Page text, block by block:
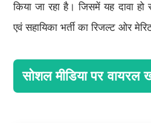
किया जा रहा है। जिसमें यह दावा हो
एवं सहायिका भर्ती का रिजल्ट ओर
सोशल मीडिया पर वायरल